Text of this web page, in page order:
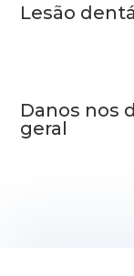
Lesão
Danos nos
geral